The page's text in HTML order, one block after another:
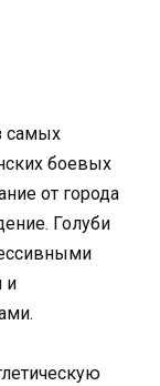
самых
боевых
от города
Голуби
и